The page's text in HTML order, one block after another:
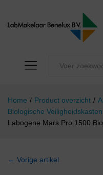
Home / Product overzicht /
Biologische Veiligheidskasten
Labogene Mars Pro 1500
← Vorige artikel